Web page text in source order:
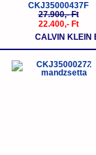
CKJ35000437F
27.900,- Ft
22.400,- Ft
CALVIN KLEIN
-